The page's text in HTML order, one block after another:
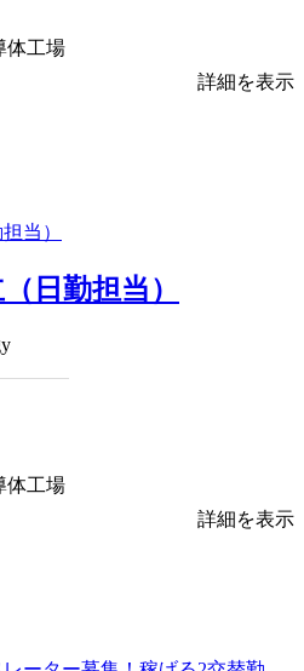
体工場
詳細を表示
日勤担当）
体工場
詳細を表示